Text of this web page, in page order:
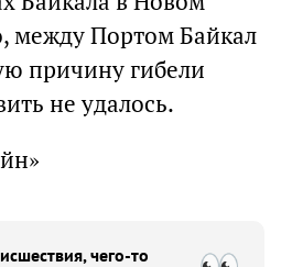
между Портом Байкал
причину гибели
не удалось.
чего-то